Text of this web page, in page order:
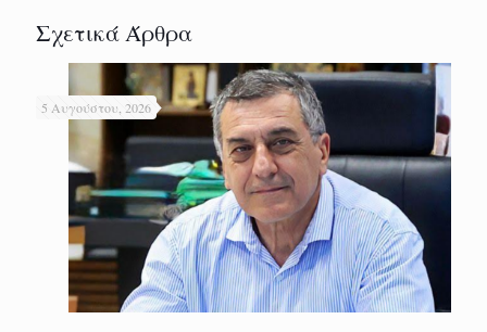
Σχετικά Άρθρα
5 Αυγούστου, 2026